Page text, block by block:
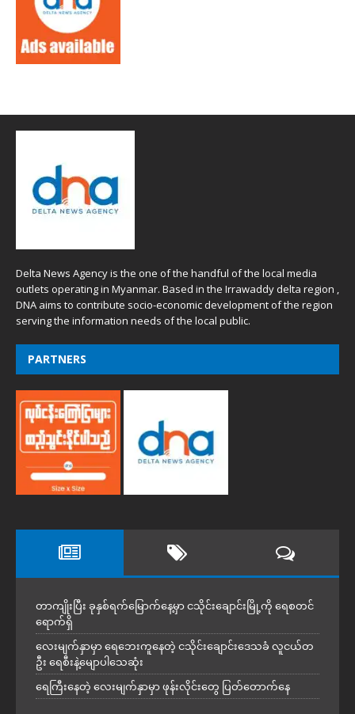
Delta News Agency is the one of the handful of the local media
outlets operating in Myanmar. Based in the Irrawaddy delta region ,
DNA aims to contribute socio-economic development of the region
serving the information needs of the local public.
PARTNERS
တာကျိုးပြီး ခုနှစ်ရက်မြောက်နေ့မှာ ငသိုင်းချောင်းမြို့ကို ရေစတင်
ရောက်ရှိ
လေးမျက်နှာမှာ ရေဘေးကူနေတဲ့ ငသိုင်းချောင်းဒေသခံ လူငယ်တ
ဦး ရေစီးနဲ့မျောပါသေဆုံး
ရေကြီးနေတဲ့ လေးမျက်နှာမှာ ဖုန်းလိုင်းတွေ ပြတ်တောက်နေ